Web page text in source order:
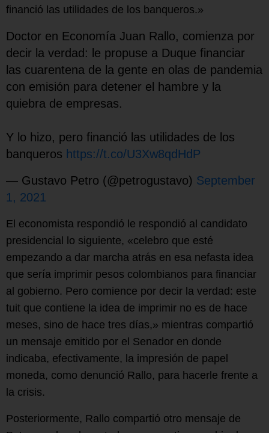
financió las utilidades de los banqueros.»
Doctor en Economía Juan Rallo, comienza por
decir la verdad: le propuse a Duque financiar
las cuarentena de la gente en olas de pandemia
con emisión para detener el hambre y la
quiebra de empresas.
Y lo hizo, pero financió las utilidades de los
banqueros https://t.co/U3Xw8qdHdP
— Gustavo Petro (@petrogustavo) September
1, 2021
El economista respondió le respondió al candidato
presidencial lo siguiente, «celebro que esté
empezando a dar marcha atrás en esa nefasta idea
que sería imprimir pesos colombianos para financiar
al gobierno. Pero comience por decir la verdad: este
tuit que contiene la idea de imprimir no es de hace
meses, sino de hace tres días,» mientras compartió
un mensaje emitido por el Senador en donde
indicaba, efectivamente, la impresión de papel
moneda, como denunció Rallo, para hacerle frente a
la crisis.
Posteriormente, Rallo compartió otro mensaje de